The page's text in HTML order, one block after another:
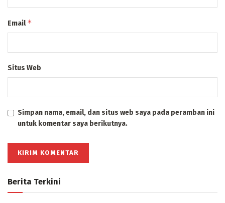
Email*
Situs Web
Simpan nama, email, dan situs web saya pada peramban ini
untuk komentar saya berikutnya.
Berita Terkini